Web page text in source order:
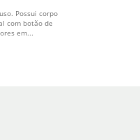
Possui corpo
com botão de
em...